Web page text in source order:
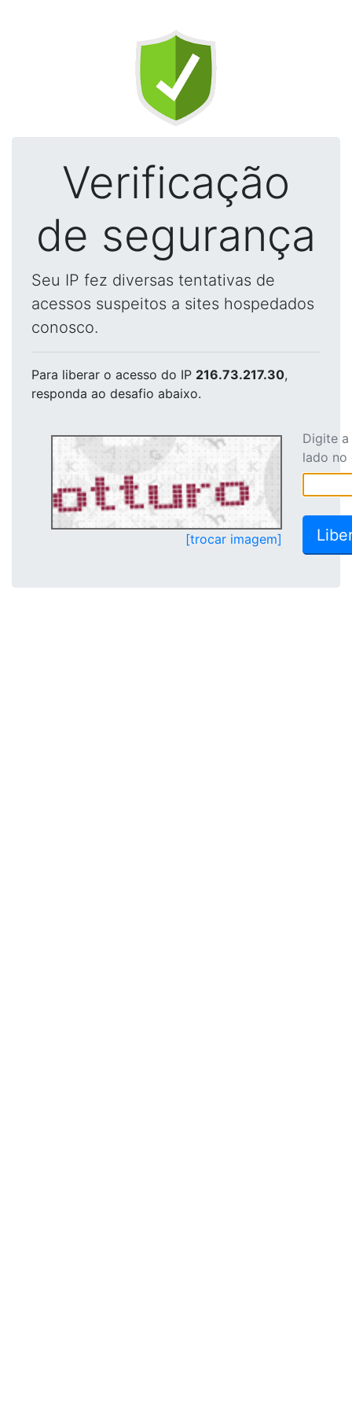
Verificação
de segurança
Seu IP fez diversas tentativas de
acessos suspeitos a sites hospedados
conosco.
Para liberar o acesso do IP 216.73.217.30,
responda ao desafio abaixo.
[trocar imagem]
Digite
lado no